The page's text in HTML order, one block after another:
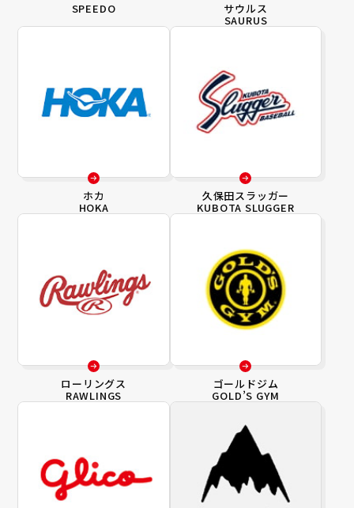
SPEEDO サウルス
SAURUS
ホカ
HOKA
久保田スラッガー
KUBOTA SLUGGER
ローリングス
RAWLINGS
ゴールドジム
GOLD’S GYM